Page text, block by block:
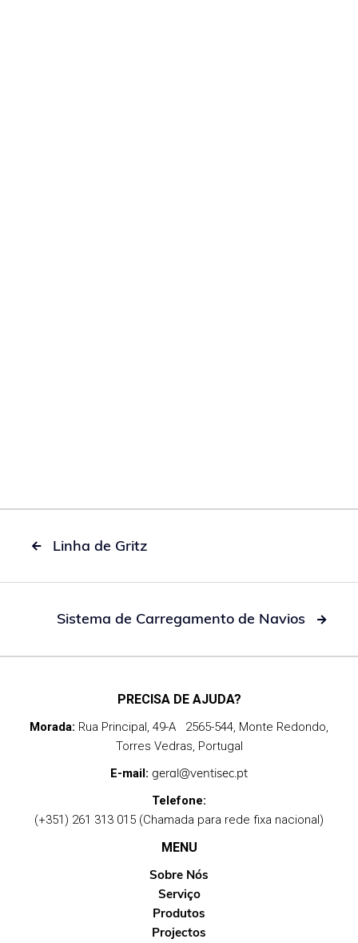
 Linha de Gritz
Sistema de Carregamento de Navios 
PRECISA DE AJUDA?
Morada: Rua Principal, 49-A 2565-544, Monte Redondo,
Torres Vedras, Portugal
E-mail: geral@ventisec.pt
Telefone:
(+351) 261 313 015 (Chamada para rede fixa nacional)
MENU
Sobre Nós
Serviço
Produtos
Projectos